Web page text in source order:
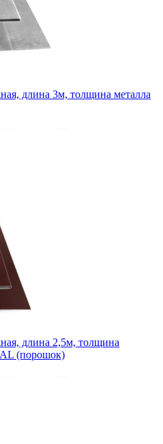
длина 3м, толщина металла
длина 2,5м, толщина
(порошок)